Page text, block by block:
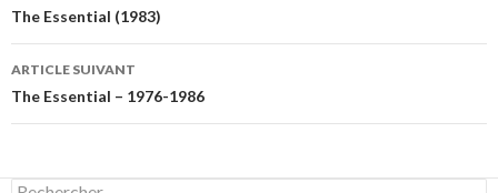
des
articles
The Essential (1983)
ARTICLE SUIVANT
The Essential – 1976-1986
Rechercher :